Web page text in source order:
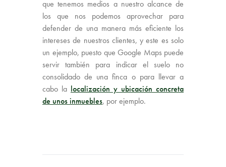
que tenemos medios a nuestro alcance de
los que nos podemos aprovechar para
defender de una manera más eficiente los
intereses de nuestros clientes, y este es solo
un ejemplo, puesto que Google Maps puede
servir también para indicar el suelo no
consolidado de una finca o para llevar a
cabo la localización y ubicación concreta
de unos inmuebles, por ejemplo.